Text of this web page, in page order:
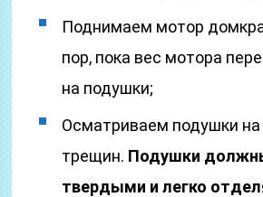
Поднимаем мотор
пор, пока вес мотора
на подушки;
Осматриваем подушки
трещин. Подушки
твердыми и легко